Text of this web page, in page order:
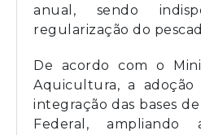
anual, sendo
regularização do
De acordo com o
Aquicultura, a
integração das bases
Federal,